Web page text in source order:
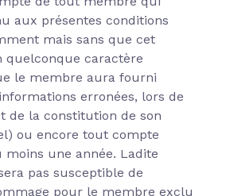
aux présentes conditions
mais sans que cet
quelconque caractère
le membre aura fourni
erronées, lors de
de la constitution de son
ou encore tout compte
moins une année. Ladite
pas susceptible de
pour le membre exclu